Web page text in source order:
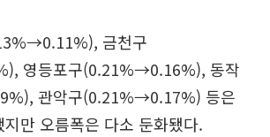
금천구
영등포구(0.21%→0.16%), 동작
관악구(0.21%→0.17%) 등은
만 오름폭은 다소 둔화됐다.